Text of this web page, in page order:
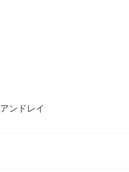
アンドレイ